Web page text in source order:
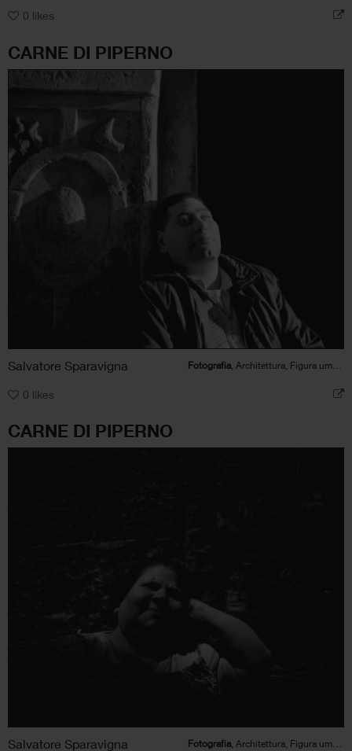
0 likes
CARNE DI PIPERNO
Salvatore Sparavigna Fotografia, Architettura, Figura umana
0 likes
CARNE DI PIPERNO
Salvatore Sparavigna Fotografia, Architettura, Figura umana